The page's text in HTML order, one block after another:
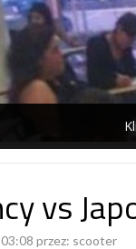
vs
przez: scooter